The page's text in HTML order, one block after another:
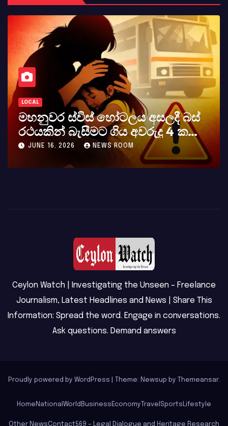
LOCAL
කර්නල් අශෝක අලස් මහතාගේ
අභාවය අප රටට සිදුවූ විශාල
MAY 23, 2026 NEWS ROOM
Ceylon Watch | Investigating the Unseen – Freelance
Journalism, Latest Headlines and News | Share This
Information: Spread the word. Engage in conversations.
Ask questions. Demand answers
Proudly powered by WordPress Theme: Newsup by Themeansar.
Home National World Business Economy Travel Sports Lifestyle
Other NewsContact569 – Legal Dialogue and Heritage Research